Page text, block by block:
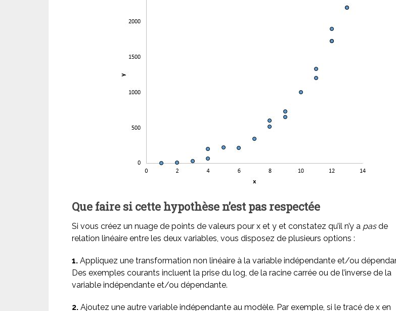
Que faire si cette hypothèse n’est pas respectée
Si vous créez un nuage de points de valeurs pour x et y et constatez qu’il n’y a pasde
relation linéaire entre les deux variables, vous disposez de plusieurs options :
1. Appliquez une transformation non linéaire à la variable indépendante et/ou
Des exemples courants incluent la prise du log, de la racine carrée ou de l’inverse de la
variable indépendante et/ou dépendante.
2. Ajoutez une autre variable indépendante au modèle. Par exemple, si le tracé de x en